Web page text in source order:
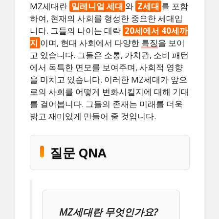
MZ세대란 밀레니얼 세대 와 Z세대 를 포함
하여, 현재의 사회를 형성한 중요한 세대입
니다. 그들의 나이는 대략 20세에서 40세까
지 이며, 현대 사회에서 다양한 특징을 보이
고 있습니다. 그들은 소통, 가치관, 소비 패턴
에서 독특한 면모를 보여주며, 사회적 영향
을 미치고 있습니다. 이러한 MZ세대가 앞으
로의 사회를 어떻게 변화시킬지에 대해 기대
를 걸어봅니다. 그들의 존재는 미래를 더욱
밝고 재미있게 만들어 줄 것입니다.
질문 QNA
MZ세대란 무엇인가요?